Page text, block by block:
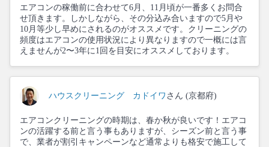
エアコンの稼働前に合わせて6月、11月頃が一番多くお問合
せ頂きます。しかしながら、その分込み合いますので5月や
10月等少し早めにされるのがオススメです。クリーニングの
頻度はエアコンの使用状況により異なりますので一概には言
えませんが2〜3年に1回を目安にオススメしております。
ハウスクリーニング カドイワ さん (京都府)
エアコンクリーニングの時期は、春か秋が良いです！エアコ
ンの活躍する前と言う事もありますが、シーズン前と言う事
で、業者が割引キャンペーンなど通常よりも格安で施工して